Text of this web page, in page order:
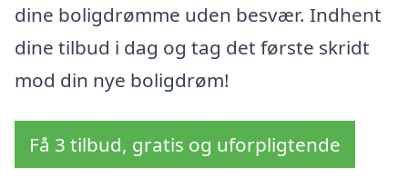
dine boligdrømme uden besvær. Indhent
dine tilbud i dag og tag det første skridt
mod din nye boligdrøm!
Få 3 tilbud, gratis og uforpligtende